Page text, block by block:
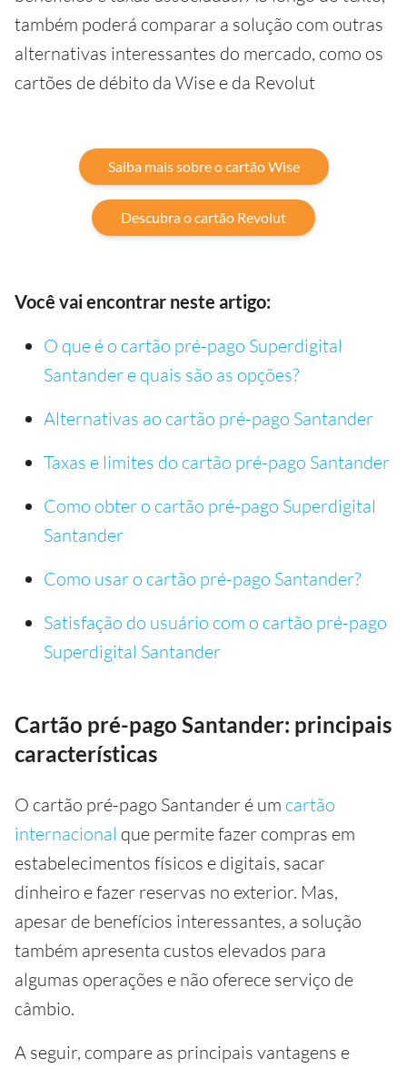
também poderá comparar a solução com outras
alternativas interessantes do mercado, como os
cartões de débito da Wise e da Revolut
Saiba mais sobre o cartão Wise
Descubra o cartão Revolut
Você vai encontrar neste artigo:
O que é o cartão pré-pago Superdigital
Santander e quais são as opções?
Alternativas ao cartão pré-pago Santander
Taxas e limites do cartão pré-pago Santander
Como obter o cartão pré-pago Superdigital
Santander
Como usar o cartão pré-pago Santander?
Satisfação do usuário com o cartão pré-pago
Superdigital Santander
Cartão pré-pago Santander: principais
características
O cartão pré-pago Santander é um cartão
internacional que permite fazer compras em
estabelecimentos físicos e digitais, sacar
dinheiro e fazer reservas no exterior. Mas,
apesar de benefícios interessantes, a solução
também apresenta custos elevados para
algumas operações e não oferece serviço de
câmbio.
A seguir, compare as principais vantagens e